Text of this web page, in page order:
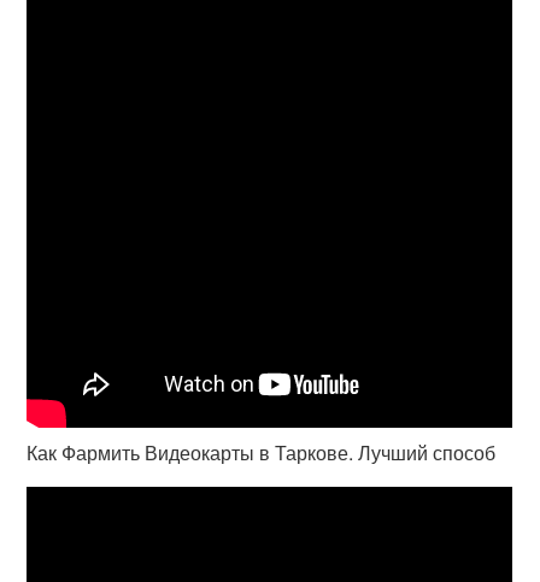
Как Фармить Видеокарты в Таркове. Лучший способ